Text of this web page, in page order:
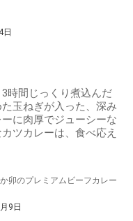
日
時間じっくり煮込んだ
玉ねぎが入った、深み
に肉厚でジューシーな
ツカレーは、食べ応え
卯のプレミアムビーフカレー
9日